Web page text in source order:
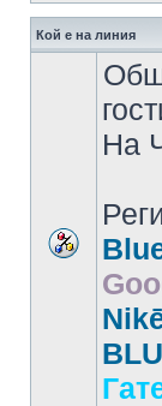
Кой е на линия
На